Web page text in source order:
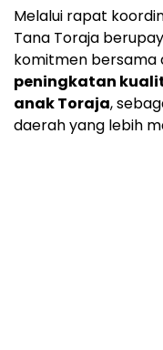
Melalui rapat
Tana Toraja
komitmen bersama
peningkatan
anak Toraja,
daerah yang lebih